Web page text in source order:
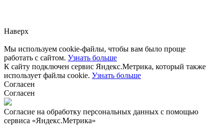
Наверх
Мы используем cookie-файлы, чтобы вам было проще
работать с сайтом. Узнать больше
К сайту подключен сервис Яндекс.Метрика, который также
использует файлы cookie. Узнать больше
Согласен
Согласен
Согласие на обработку персональных данных с помощью
сервиса «Яндекс.Метрика»